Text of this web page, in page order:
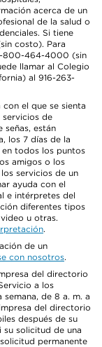
acerca de un
de la salud o
Si tiene
costo). Para
800-464-4000 (sin
llamar al Colegio
al 916-263-
el que se sienta
servicios de
señas, están
los 7 días de la
todos los puntos
amigos o los
servicios de un
ayuda con el
e intérpretes del
diferentes tipos
u otras.
.
de un
con nosotros.
del directorio
a los
de 8 a. m. a
del directorio
después de su
solicitud de una
permanente